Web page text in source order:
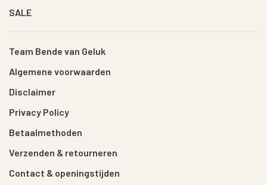
SALE
Team Bende van Geluk
Algemene voorwaarden
Disclaimer
Privacy Policy
Betaalmethoden
Verzenden & retourneren
Contact & openingstijden